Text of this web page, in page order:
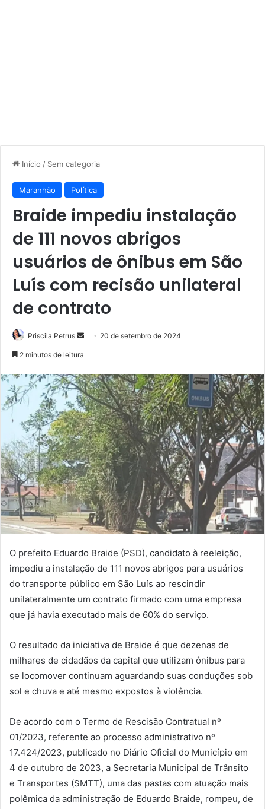
Início / Sem categoria
Maranhão Política
Braide impediu instalação
de 111 novos abrigos
usuários de ônibus em São
Luís com recisão unilateral
de contrato
Priscila Petrus
d
e
u
m
e
-
m
a
i
l
20 de setembro de 2024
2 minutos de leitura
O prefeito Eduardo Braide (PSD), candidato à reeleição,
impediu a instalação de 111 novos abrigos para usuários
do transporte público em São Luís ao rescindir
unilateralmente um contrato firmado com uma empresa
que já havia executado mais de 60% do serviço.
O resultado da iniciativa de Braide é que dezenas de
milhares de cidadãos da capital que utilizam ônibus para
se locomover continuam aguardando suas conduções sob
sol e chuva e até mesmo expostos à violência.
De acordo com o Termo de Rescisão Contratual nº
01/2023, referente ao processo administrativo nº
17.424/2023, publicado no Diário Oficial do Município em
4 de outubro de 2023, a Secretaria Municipal de Trânsito
e Transportes (SMTT), uma das pastas com atuação mais
polêmica da administração de Eduardo Braide, rompeu, de